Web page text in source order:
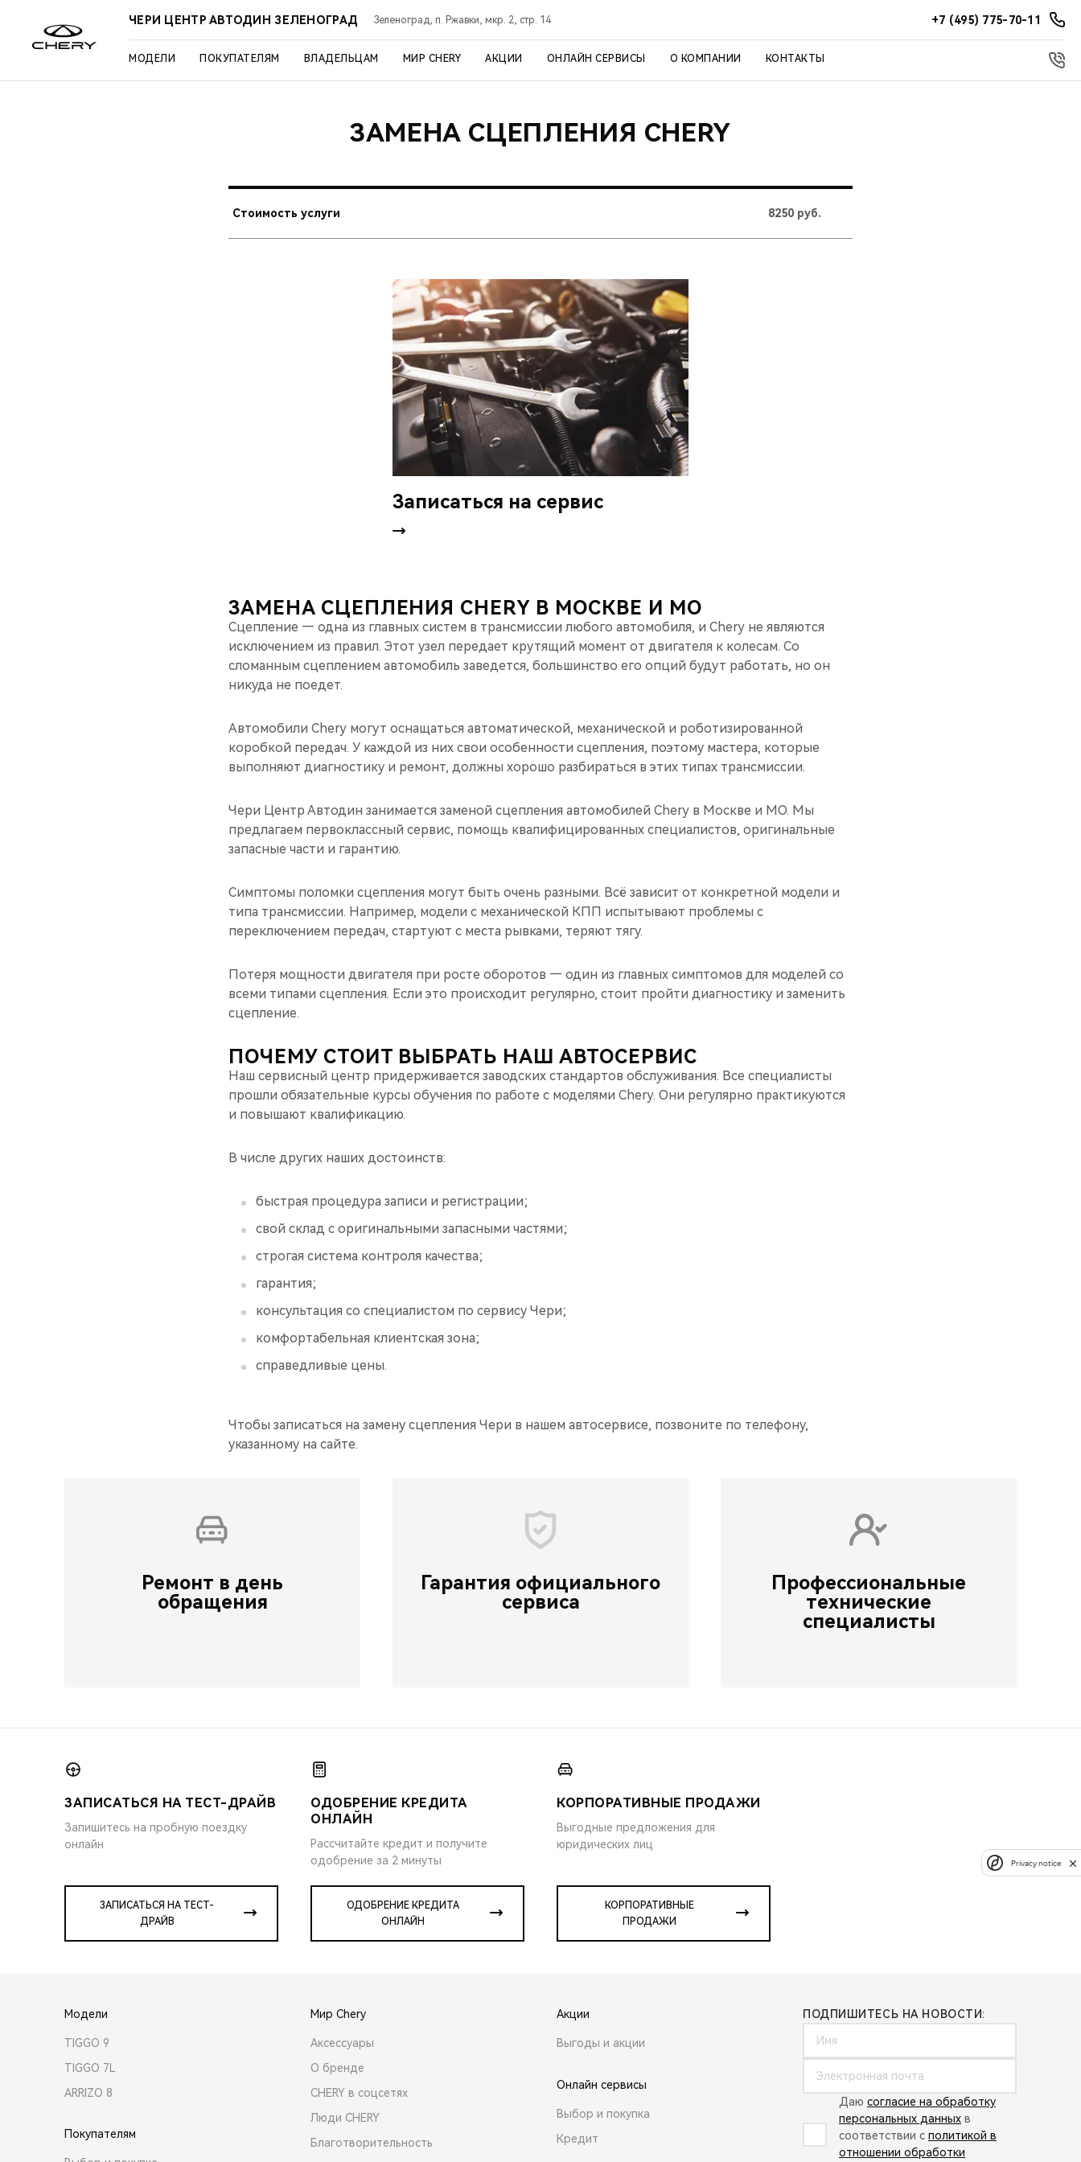
ЧЕРИ ЦЕНТР АВТОДИН ЗЕЛЕНОГРАД Зеленоград, п. Ржавки, мкр. 2, стр. 14 +7 (495) 775-70-11
МОДЕЛИ ПОКУПАТЕЛЯМ ВЛАДЕЛЬЦАМ МИР CHERY АКЦИИ ОНЛАЙН СЕРВИСЫ О КОМПАНИИ КОНТАКТЫ
ЗАМЕНА СЦЕПЛЕНИЯ CHERY
Стоимость услуги 8250 руб.
Записаться на сервис
ЗАМЕНА СЦЕПЛЕНИЯ CHERY В МОСКВЕ И МО
Сцепление — одна из главных систем в трансмиссии любого автомобиля, и Chery не являются
исключением из правил. Этот узел передает крутящий момент от двигателя к колесам. Со
сломанным сцеплением автомобиль заведется, большинство его опций будут работать, но он
никуда не поедет.
Автомобили Chery могут оснащаться автоматической, механической и роботизированной
коробкой передач. У каждой из них свои особенности сцепления, поэтому мастера, которые
выполняют диагностику и ремонт, должны хорошо разбираться в этих типах трансмиссии.
Чери Центр Автодин занимается заменой сцепления автомобилей Chery в Москве и МО. Мы
предлагаем первоклассный сервис, помощь квалифицированных специалистов, оригинальные
запасные части и гарантию.
Симптомы поломки сцепления могут быть очень разными. Всё зависит от конкретной модели и
типа трансмиссии. Например, модели с механической КПП испытывают проблемы с
переключением передач, стартуют с места рывками, теряют тягу.
Потеря мощности двигателя при росте оборотов — один из главных симптомов для моделей со
всеми типами сцепления. Если это происходит регулярно, стоит пройти диагностику и заменить
сцепление.
ПОЧЕМУ СТОИТ ВЫБРАТЬ НАШ АВТОСЕРВИС
Наш сервисный центр придерживается заводских стандартов обслуживания. Все специалисты
прошли обязательные курсы обучения по работе с моделями Chery. Они регулярно практикуются
и повышают квалификацию.
В числе других наших достоинств:
быстрая процедура записи и регистрации;
свой склад с оригинальными запасными частями;
строгая система контроля качества;
гарантия;
консультация со специалистом по сервису Чери;
комфортабельная клиентская зона;
справедливые цены.
Чтобы записаться на замену сцепления Чери в нашем автосервисе, позвоните по телефону,
указанному на сайте.
Ремонт в день
обращения
Гарантия официального
сервиса
Профессиональные
технические
специалисты
ЗАПИСАТЬСЯ НА ТЕСТ-ДРАЙВ
Запишитесь на пробную поездку
онлайн
ЗАПИСАТЬСЯ НА ТЕСТ-
ДРАЙВ
ОДОБРЕНИЕ КРЕДИТА
ОНЛАЙН
Рассчитайте кредит и получите
одобрение за 2 минуты
ОДОБРЕНИЕ КРЕДИТА
ОНЛАЙН
КОРПОРАТИВНЫЕ ПРОДАЖИ
Выгодные предложения для
юридических лиц
КОРПОРАТИВНЫЕ
ПРОДАЖИ
Модели
TIGGO 9
TIGGO 7L
ARRIZO 8
Покупателям
Мир Chery
Аксессуары
О бренде
CHERY в соцсетях
Люди CHERY
Благотворительность
Акции
Выгоды и акции
Онлайн сервисы
Выбор и покупка
Кредит
ПОДПИШИТЕСЬ НА НОВОСТИ:
Даю согласие на обработку
персональных данных в
соответствии с политикой в
отношении обработки
Privacy notice